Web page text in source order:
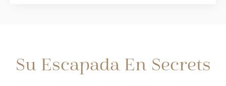
Su Escapada En Secrets